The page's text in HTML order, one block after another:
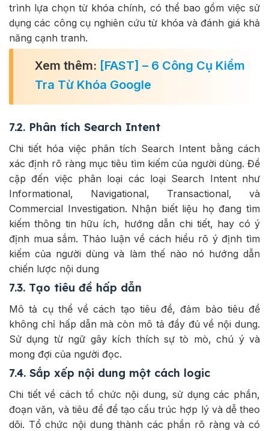
trình lựa chọn từ khóa chính, có thể bao gồm việc sử
dụng các công cụ nghiên cứu từ khóa và đánh giá khả
năng cạnh tranh.
Xem thêm: [FAST] – 6 Công Cụ Kiểm
Tra Từ Khóa Google
7.2. Phân tích Search Intent
Chi tiết hóa việc phân tích Search Intent bằng cách
xác định rõ ràng mục tiêu tìm kiếm của người dùng. Đề
cập đến việc phân loại các loại Search Intent như
Informational, Navigational, Transactional, và
Commercial Investigation. Nhận biết liệu họ đang tìm
kiếm thông tin hữu ích, hướng dẫn chi tiết, hay có ý
định mua sắm. Thảo luận về cách hiểu rõ ý định tìm
kiếm của người dùng và làm thế nào nó hướng dẫn
chiến lược nội dung
7.3. Tạo tiêu đề hấp dẫn
Mô tả cụ thể về cách tạo tiêu đề, đảm bảo tiêu đề
không chỉ hấp dẫn mà còn mô tả đầy đủ về nội dung.
Sử dụng từ ngữ gây kích thích sự tò mò, chú ý và
mong đợi của người đọc.
7.4. Sắp xếp nội dung một cách logic
Chi tiết về cách tổ chức nội dung, sử dụng các phần,
đoạn văn, và tiêu đề để tạo cấu trúc hợp lý và dễ theo
dõi. Tổ chức nội dung thành các phần rõ ràng và có